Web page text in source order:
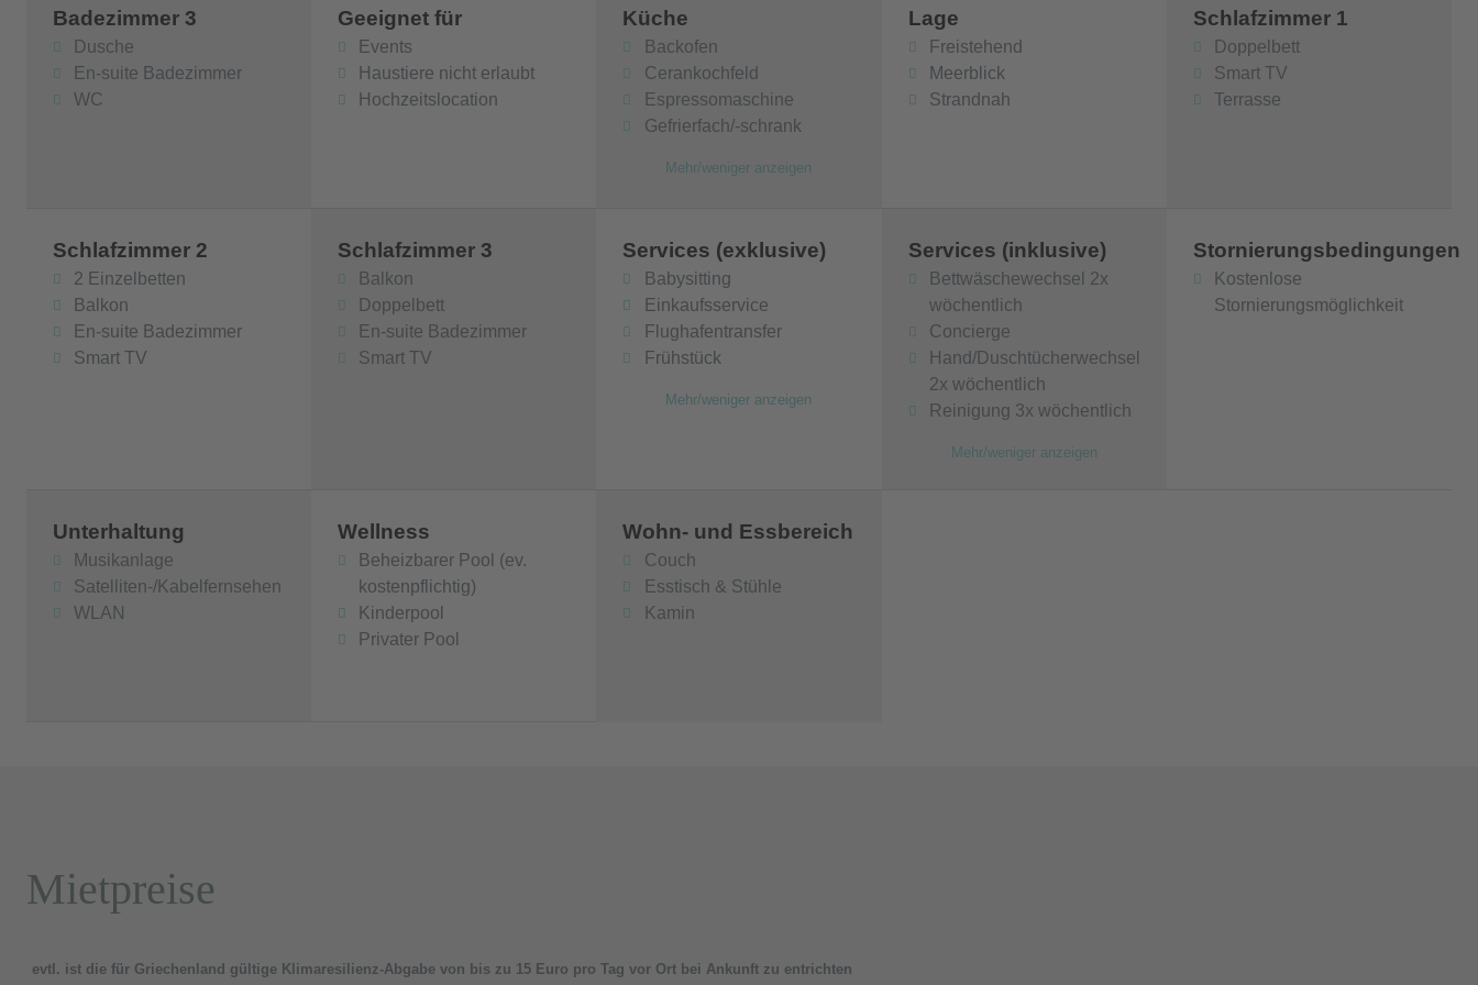
Badezimmer 3
Dusche
En-suite Badezimmer
WC
Geeignet für
Events
Haustiere nicht erlaubt
Hochzeitslocation
Küche
Backofen
Cerankochfeld
Espressomaschine
Gefrierfach/-schrank
Mehr/weniger anzeigen
Lage
Freistehend
Meerblick
Strandnah
Schlafzimmer 1
Doppelbett
Smart TV
Terrasse
Schlafzimmer 2
2 Einzelbetten
Balkon
En-suite Badezimmer
Smart TV
Schlafzimmer 3
Balkon
Doppelbett
En-suite Badezimmer
Smart TV
Services (exklusive)
Babysitting
Einkaufsservice
Flughafentransfer
Frühstück
Mehr/weniger anzeigen
Services (inklusive)
Bettwäschewechsel 2x
wöchentlich
Concierge
Hand/Duschtücherwechsel
2x wöchentlich
Reinigung 3x wöchentlich
Mehr/weniger anzeigen
Stornierungsbedingungen
Kostenlose
Stornierungsmöglichkeit
Unterhaltung
Musikanlage
Satelliten-/Kabelfernsehen
WLAN
Wellness
Beheizbarer Pool (ev.
kostenpflichtig)
Kinderpool
Privater Pool
Wohn- und Essbereich
Couch
Esstisch & Stühle
Kamin
Mietpreise
evtl. ist die für Griechenland gültige Klimaresilienz-Abgabe von bis zu 15 Euro pro Tag vor Ort bei Ankunft zu entrichten